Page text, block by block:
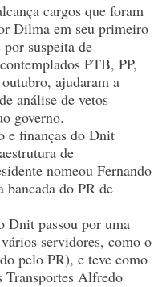
cargos que foram
Dilma em seu primeiro
suspeita de
PTB, PP,
ajudaram a
análise de vetos
governo.
e finanças do Dnit
de
nomeou Fernando
do PR de
Dnit passou por uma
servidores, como o
pelo PR), e teve como
Transportes Alfredo